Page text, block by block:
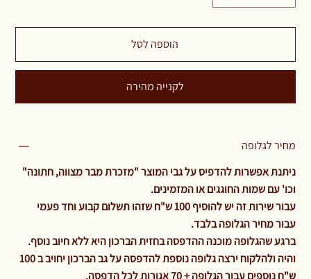
הוספה לסל
לקנייה מהירה
מחיר לגלופה
ניתנת אפשרות להדפיס על גבי המוצר "מזכרת מבר מצווה, חתונה"
וכו' עם שמות החוגגים או המזמינים.
עבור שירות זה יש להוסיף 100 ש"ח שזהו תשלום קבוע וחד פעמי
עבור מחיר הגלופה בלבד.
ברגע שהגלופה מוכנה ההדפסה בחזית הברכון היא ללא חיוב נוסף.
והיה ולהלקוח ירצה גלופה נוספת להדפסה על גב הברכון יחויב ב 100
ש"ח נוספים עבור הגלופה + 70 אגורות לכל הדפסה.